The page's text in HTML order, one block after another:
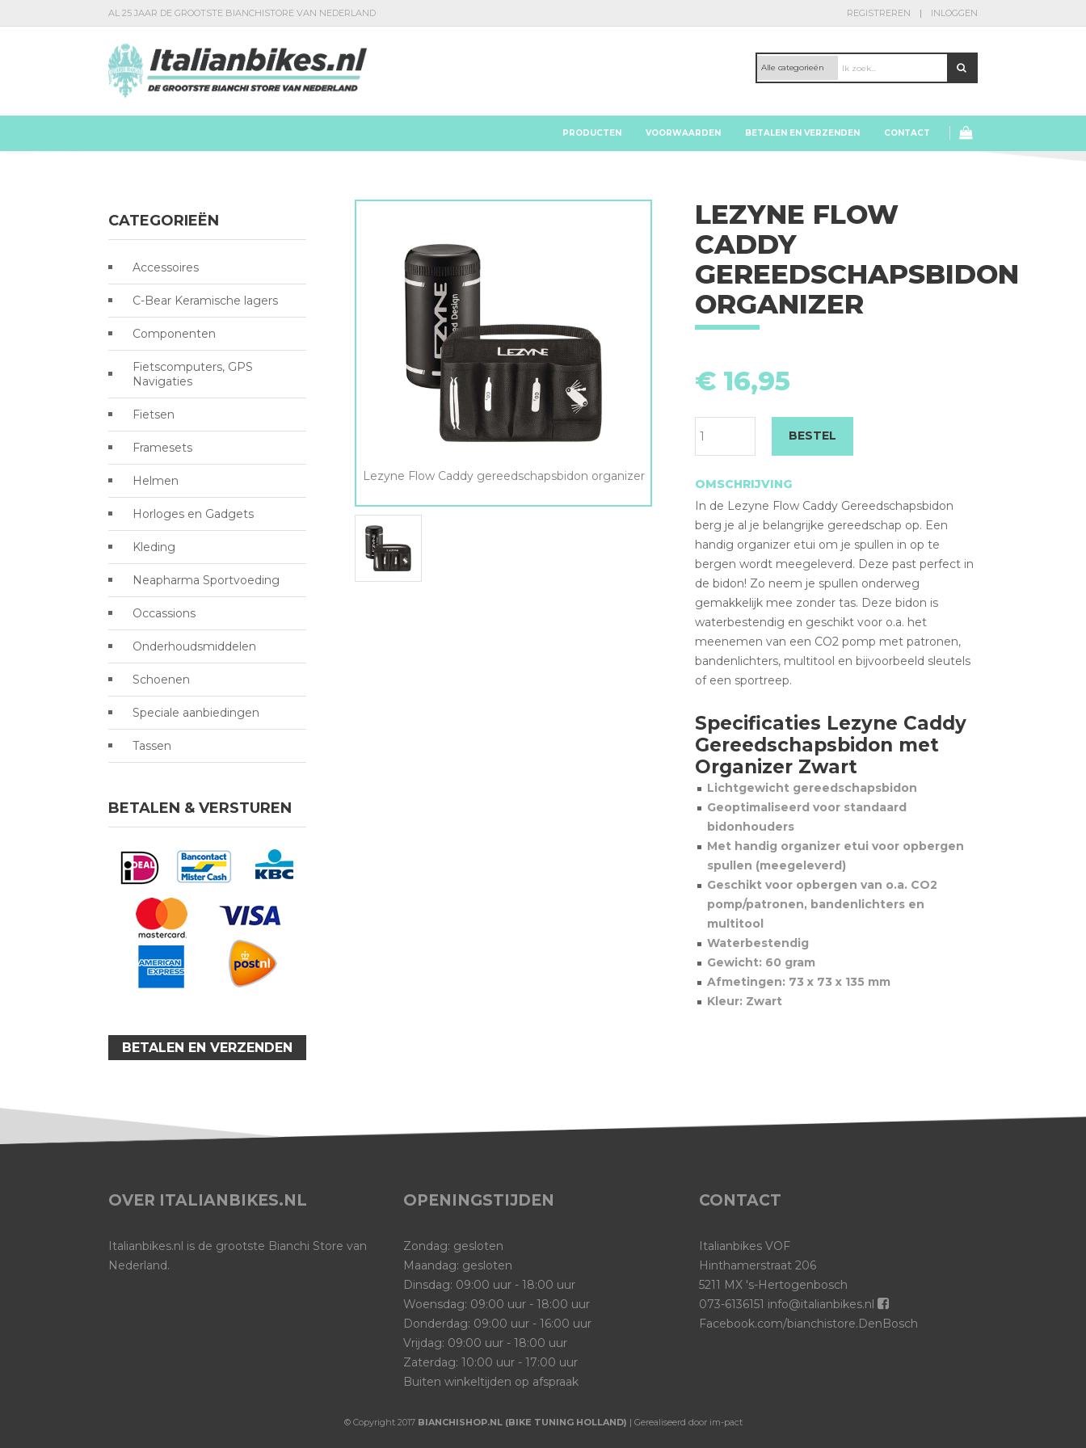
AL 25 JAAR DE GROOTSTE BIANCHISTORE VAN NEDERLAND REGISTREREN INLOGGEN
PRODUCTEN VOORWAARDEN BETALEN EN VERZENDEN CONTACT
Lezyne Flow Caddy gereedschapsbidon organizer
LEZYNE FLOW
CADDY
GEREEDSCHAPSBIDON
ORGANIZER
€ 16,95
BESTEL
OMSCHRIJVING
In de Lezyne Flow Caddy Gereedschapsbidon
berg je al je belangrijke gereedschap op. Een
handig organizer etui om je spullen in op te
bergen wordt meegeleverd. Deze past perfect in
de bidon! Zo neem je spullen onderweg
gemakkelijk mee zonder tas. Deze bidon is
waterbestendig en geschikt voor o.a. het
meenemen van een CO2 pomp met patronen,
bandenlichters, multitool en bijvoorbeeld sleutels
of een sportreep.
Specificaties Lezyne Caddy
Gereedschapsbidon met
Organizer Zwart
Lichtgewicht gereedschapsbidon
Geoptimaliseerd voor standaard
bidonhouders
Met handig organizer etui voor opbergen
spullen (meegeleverd)
Geschikt voor opbergen van o.a. CO2
pomp/patronen, bandenlichters en
multitool
Waterbestendig
Gewicht: 60 gram
Afmetingen: 73 x 73 x 135 mm
Kleur: Zwart
CATEGORIEËN
Accessoires
C-Bear Keramische lagers
Componenten
Fietscomputers, GPS
Navigaties
Fietsen
Framesets
Helmen
Horloges en Gadgets
Kleding
Neapharma Sportvoeding
Occassions
Onderhoudsmiddelen
Schoenen
Speciale aanbiedingen
Tassen
BETALEN & VERSTUREN
BETALEN EN VERZENDEN
OVER ITALIANBIKES.NL
Italianbikes.nl is de grootste Bianchi Store van
Nederland.
OPENINGSTIJDEN
Zondag: gesloten
Maandag: gesloten
Dinsdag: 09:00 uur - 18:00 uur
Woensdag: 09:00 uur - 18:00 uur
Donderdag: 09:00 uur - 16:00 uur
Vrijdag: 09:00 uur - 18:00 uur
Zaterdag: 10:00 uur - 17:00 uur
Buiten winkeltijden op afspraak
CONTACT
Italianbikes VOF
Hinthamerstraat 206
5211 MX 's-Hertogenbosch
073-6136151 info@italianbikes.nl
Facebook.com/bianchistore.DenBosch
© Copyright 2017 BIANCHISHOP.NL (BIKE TUNING HOLLAND) | Gerealiseerd door im-pact